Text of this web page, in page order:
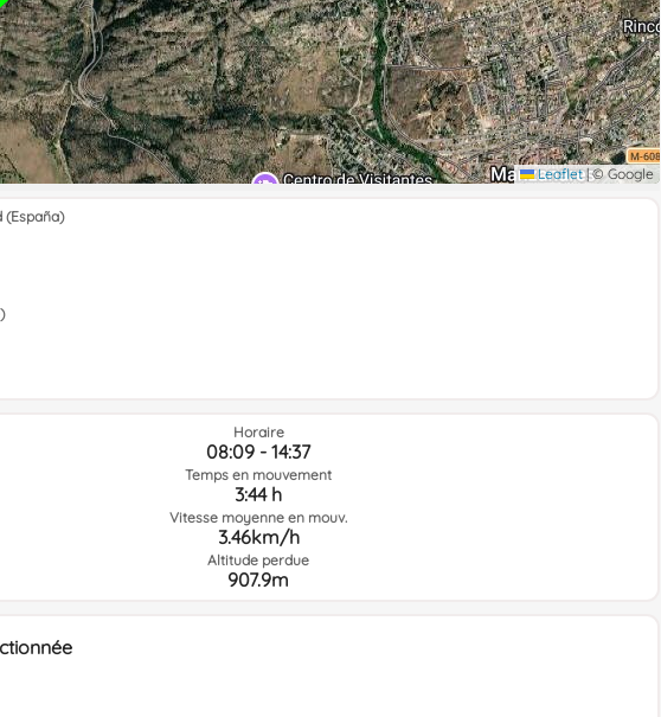
Leaflet |© Google
(España)
Horaire
08:09 - 14:37
Temps en mouvement
3:44 h
Vitesse moyenne en mouv.
3.46km/h
Altitude perdue
907.9m